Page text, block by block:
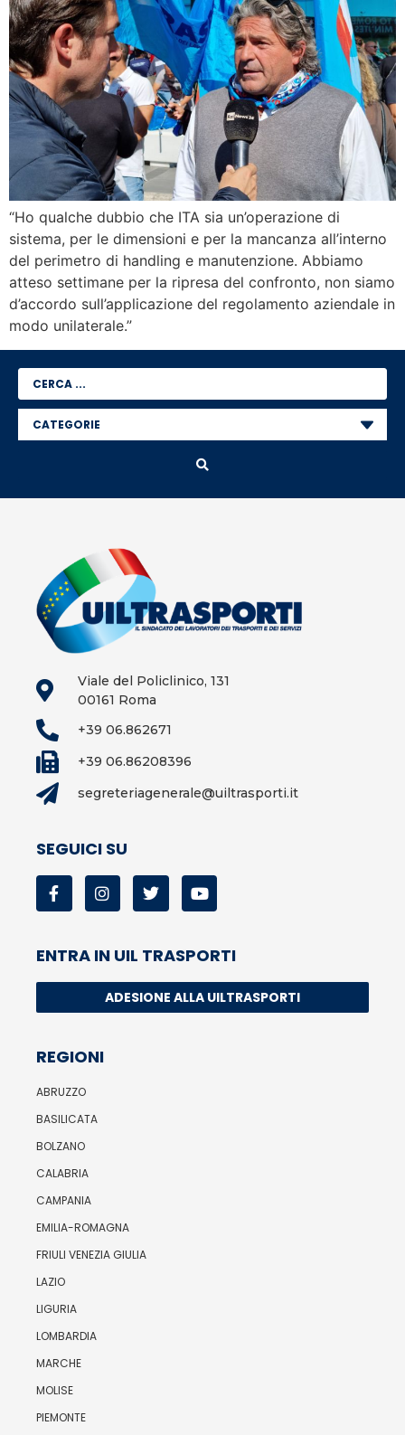
“Ho qualche dubbio che ITA sia un’operazione di
sistema, per le dimensioni e per la mancanza all’interno
del perimetro di handling e manutenzione. Abbiamo
atteso settimane per la ripresa del confronto, non siamo
d’accordo sull’applicazione del regolamento aziendale in
modo unilaterale.”
Viale del Policlinico, 131
00161 Roma
+39 06.862671
+39 06.86208396
segreteriagenerale@uiltrasporti.it
SEGUICI SU
ENTRA IN UIL TRASPORTI
ADESIONE ALLA UILTRASPORTI
REGIONI
ABRUZZO
BASILICATA
BOLZANO
CALABRIA
CAMPANIA
EMILIA-ROMAGNA
FRIULI VENEZIA GIULIA
LAZIO
LIGURIA
LOMBARDIA
MARCHE
MOLISE
PIEMONTE